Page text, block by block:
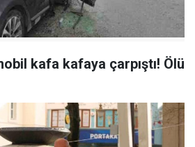
kafa kafaya çarpıştı! Ölü